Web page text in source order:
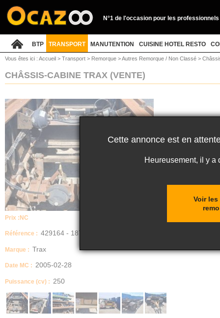
N°1 de l'occasion pour les professionnels
BTP TRANSPORT MANUTENTION CUISINE HOTEL RESTO
Vous êtes ici : Accueil > Transport > Remorque >Autres Remorque / Non Classé >
CHÂSSIS-CABINE TRAX (VENTE)
Prix : NC
Référence : 429164 - 1870
Marque : Trax
Date MC : 2005-02-28
Puissance (cv) : 250
Cette annonce est en
Heureusement, il y a
Voir